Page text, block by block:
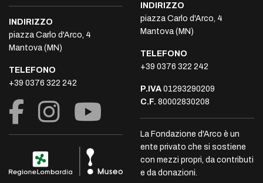
INDIRIZZO
piazza Carlo d'Arco, 4
Mantova (MN)
TELEFONO
+39 0376 322 242
INDIRIZZO
piazza Carlo d'Arco, 4
Mantova (MN)
TELEFONO
+39 0376 322 242
P.IVA 01293290209
C.F. 80002830208
La Fondazione d'Arco è un
ente privato che si sostiene
con mezzi propri, da contributi
e da donazioni.